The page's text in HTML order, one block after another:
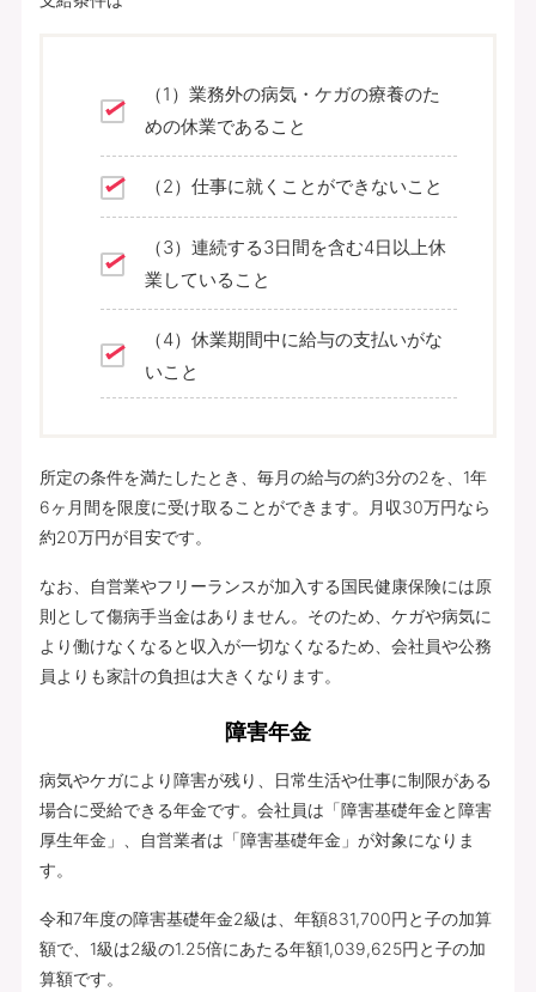
（1）業務外の病気・ケガの療養のた
めの休業であること
（2）仕事に就くことができないこと
（3）連続する3日間を含む4日以上休
業していること
（4）休業期間中に給与の支払いがな
いこと
所定の条件を満たしたとき、毎月の給与の約3分の2を、1年
6ヶ月間を限度に受け取ることができます。月収30万円なら
約20万円が目安です。
なお、自営業やフリーランスが加入する国民健康保険には原
則として傷病手当金はありません。そのため、ケガや病気に
より働けなくなると収入が一切なくなるため、会社員や公務
員よりも家計の負担は大きくなります。
障害年金
病気やケガにより障害が残り、日常生活や仕事に制限がある
場合に受給できる年金です。会社員は「障害基礎年金と障害
厚生年金」、自営業者は「障害基礎年金」が対象になりま
す。
令和7年度の障害基礎年金2級は、年額831,700円と子の加算
額で、1級は2級の1.25倍にあたる年額1,039,625円と子の加
算額です。